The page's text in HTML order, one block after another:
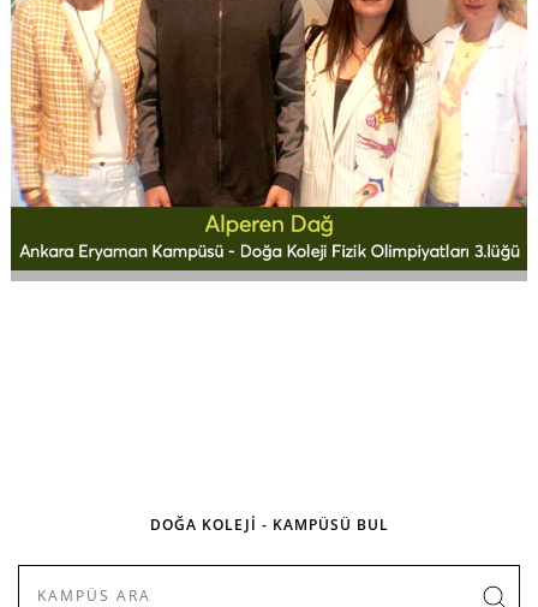
DOĞA KOLEJİ - KAMPÜSÜ BUL